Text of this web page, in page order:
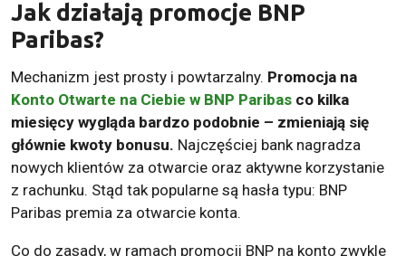
Jak działają promocje BNP
Paribas?
Mechanizm jest prosty i powtarzalny. Promocja na
Konto Otwarte na Ciebie w BNP Paribas co kilka
miesięcy wygląda bardzo podobnie – zmieniają się
głównie kwoty bonusu. Najczęściej bank nagradza
nowych klientów za otwarcie oraz aktywne korzystanie
z rachunku. Stąd tak popularne są hasła typu: BNP
Paribas premia za otwarcie konta.
Co do zasady, w ramach promocji BNP na konto zwykle